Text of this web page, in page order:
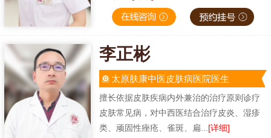
李正彬
太原肤康中医皮肤病医院医生
擅长依据皮肤疾病内外兼治的治疗原则诊疗
皮肤常见病，对中西医结合治疗皮炎、湿疹
类、顽固性痤疮、雀斑、扁...[详细]